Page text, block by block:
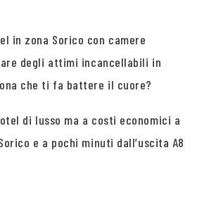
in zona Sorico con camere
degli attimi incancellabili in
che ti fa battere il cuore?
di lusso ma a costi economici a
e a pochi minuti dall’uscita A8